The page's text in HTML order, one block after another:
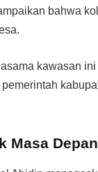
bahwa
kawasan
Masa Depan